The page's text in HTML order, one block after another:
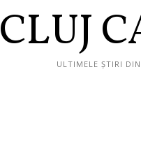
CLUJ
ULTIMELE ȘTIRI